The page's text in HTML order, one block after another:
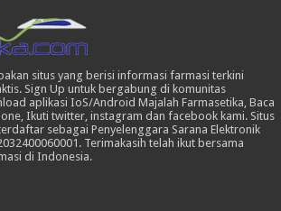
situs yang berisi informasi farmasi terkini
Sign Up untuk bergabung di komunitas
aplikasi IoS/Android Majalah Farmasetika, Baca
Ikuti twitter, instagram dan facebook kami. Situs
sebagai Penyelenggara Sarana Elektronik
Terimakasih telah ikut bersama
di Indonesia.